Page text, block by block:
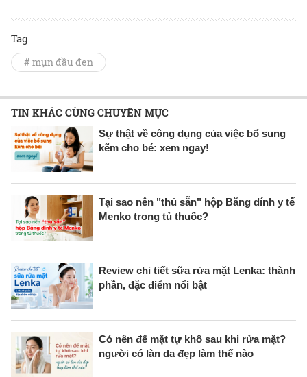
Tag
# mụn đầu đen
TIN KHÁC CÙNG CHUYÊN MỤC
Sự thật về công dụng của việc bổ sung
kẽm cho bé: xem ngay!
Tại sao nên "thủ sẵn" hộp Băng dính y tế
Menko trong tủ thuốc?
Review chi tiết sữa rửa mặt Lenka: thành
phần, đặc điểm nổi bật
Có nên để mặt tự khô sau khi rửa mặt?
người có làn da đẹp làm thế nào